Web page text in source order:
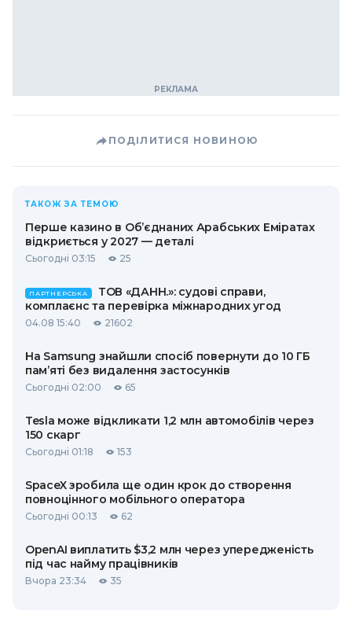
ПОДІЛИТИСЯ НОВИНОЮ
ТАКОЖ ЗА ТЕМОЮ
Перше казино в Об’єднаних Арабських Еміратах
відкриється у 2027 — деталі
Сьогодні 03:15 25
ПАРТНЕРСЬКА
ТОВ «ДАНН.»: судові справи,
комплаєнс та перевірка міжнародних угод
04.08 15:40 21602
На Samsung знайшли спосіб повернути до 10 ГБ
пам’яті без видалення застосунків
Сьогодні 02:00 65
Tesla може відкликати 1,2 млн автомобілів через
150 скарг
Сьогодні 01:18 153
SpaceX зробила ще один крок до створення
повноцінного мобільного оператора
Сьогодні 00:13 62
OpenAI виплатить $3,2 млн через упередженість
під час найму працівників
Вчора 23:34 35